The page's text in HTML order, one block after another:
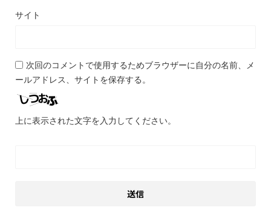
サイト
次回のコメントで使用するためブラウザーに自分の名前、メ
ールアドレス、サイトを保存する。
上に表示された文字を入力してください。